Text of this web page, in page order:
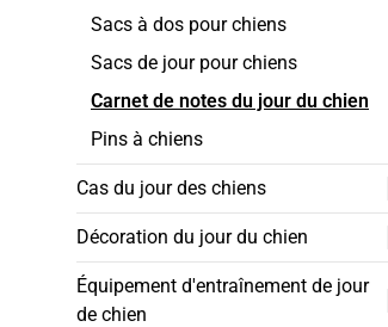
Sacs à dos pour chiens
Sacs de jour pour chiens
Carnet de notes du jour du chien
Pins à chiens
Cas du jour des chiens
Décoration du jour du chien
Équipement d'entraînement de jour
de chien